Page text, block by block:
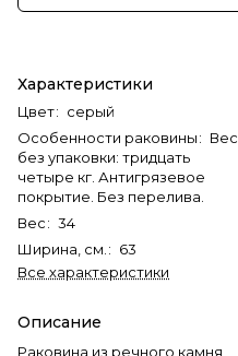
Характеристики
Цвет: серый
Особенности раковины: Вес
без упаковки: тридцать
четыре кг. Антигрязевое
покрытие. Без перелива.
Вес: 34
Ширина, см. : 63
Все характеристики
Описание
Раковина из речного камня